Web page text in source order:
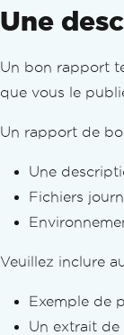
Une
Un bon rapport
que vous le
Un rapport de
Une
Fichiers
Veuillez inclure
Exemple de
Un extrait